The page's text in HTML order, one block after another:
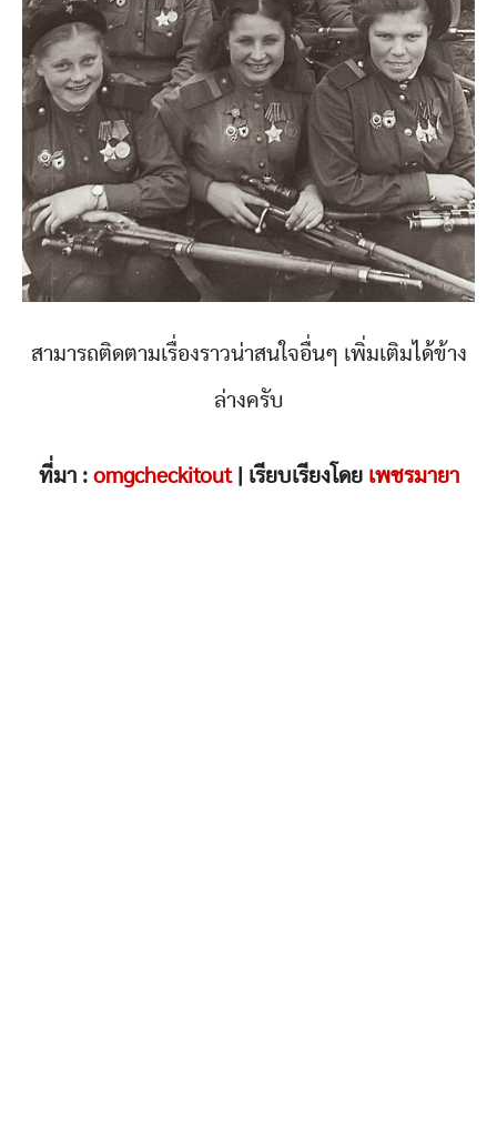
สามารถติดตามเรื่องราวน่าสนใจอื่นๆ เพิ่มเติมได้ข้าง
ล่างครับ
ที่มา : omgcheckitout| เรียบเรียงโดย เพชรมายา